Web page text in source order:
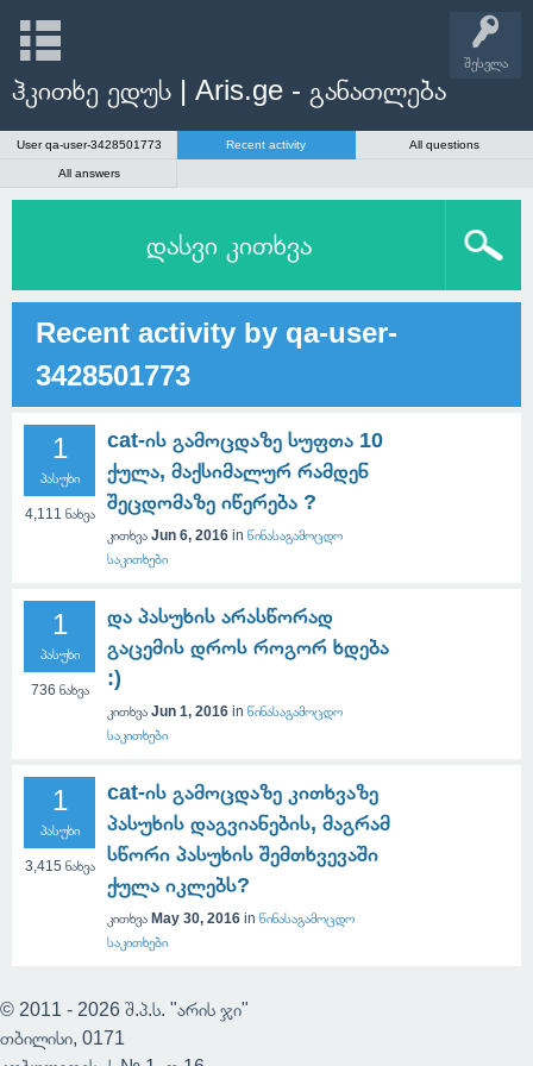
შესვლა
ჰკითხე ედუს | Aris.ge - განათლება
User qa-user-3428501773 Recent activity All questions
All answers
დასვი კითხვა
Recent activity by qa-user-
3428501773
1
პასუხი
4,111 ნახვა
cat-ის გამოცდაზე სუფთა 10
ქულა, მაქსიმალურ რამდენ
შეცდომაზე იწერება ?
კითხვა Jun 6, 2016 in წინასაგამოცდო
საკითხები
1
პასუხი
736 ნახვა
და პასუხის არასწორად
გაცემის დროს როგორ ხდება
:)
კითხვა Jun 1, 2016 in წინასაგამოცდო
საკითხები
1
პასუხი
3,415 ნახვა
cat-ის გამოცდაზე კითხვაზე
პასუხის დაგვიანების, მაგრამ
სწორი პასუხის შემთხვევაში
ქულა იკლებს?
კითხვა May 30, 2016 in წინასაგამოცდო
საკითხები
© 2011 - 2026 შ.პ.ს. "არის ჯი"
თბილისი, 0171